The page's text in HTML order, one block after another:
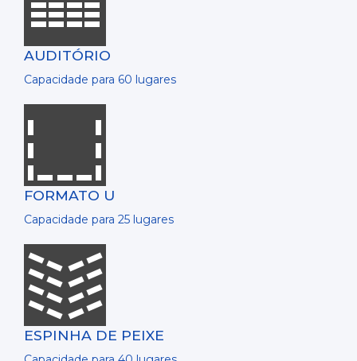
AUDITÓRIO
Capacidade para 60 lugares
FORMATO U
Capacidade para 25 lugares
ESPINHA DE PEIXE